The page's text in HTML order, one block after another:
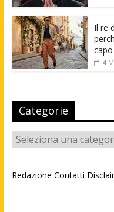
Il re
4
Categorie
Categorie
Redazione Contatti